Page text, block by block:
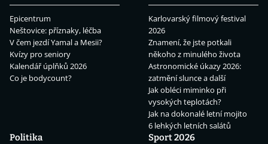
Epicentrum
Neštovice: příznaky, léčba
V čem jezdí Yamal a Mesii?
Kvízy pro seniory
Kalendář úplňků 2026
Co je bodycount?
Karlovarský filmový festival
2026
Znamení, že jste potkali
někoho z minulého života
Astronomické úkazy 2026:
zatmění slunce a další
Jak obléci miminko při
vysokých teplotách?
Jak na dokonalé letní mojito
6 lehkých letních salátů
Politika
Sport 2026